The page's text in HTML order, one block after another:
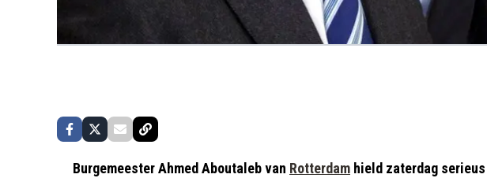
Burgemeester Ahmed Aboutaleb van Rotterdam hield zaterdag